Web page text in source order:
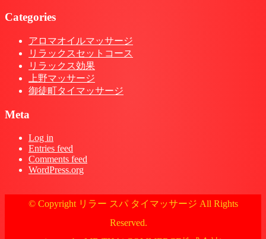
Categories
アロマオイルマッサージ
リラックスセットコース
リラックス効果
上野マッサージ
御徒町タイマッサージ
Meta
Log in
Entries feed
Comments feed
WordPress.org
© Copyright リラー スパ タイマッサージ All Rights
Reserved.